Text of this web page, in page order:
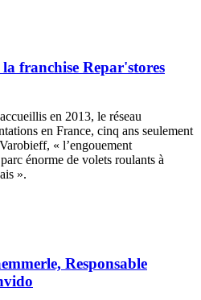
franchise Repar'stores
en 2013, le réseau
en France, cinq ans seulement
« l’engouement
énorme de volets roulants à
».
Responsable